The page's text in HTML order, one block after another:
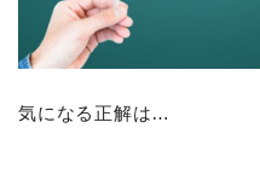
気になる正解は…